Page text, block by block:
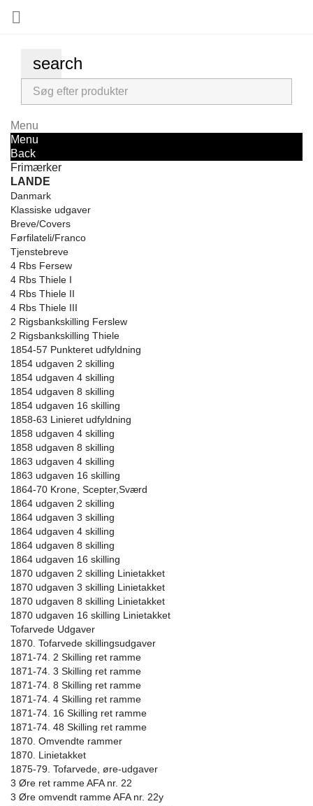

search
Menu
Menu
Back
Frimærker
LANDE
Danmark
Klassiske udgaver
Breve/Covers
Førfilateli/Franco
Tjenstebreve
4 Rbs Fersew
4 Rbs Thiele I
4 Rbs Thiele II
4 Rbs Thiele III
2 Rigsbankskilling Ferslew
2 Rigsbankskilling Thiele
1854-57 Punkteret udfyldning
1854 udgaven 2 skilling
1854 udgaven 4 skilling
1854 udgaven 8 skilling
1854 udgaven 16 skilling
1858-63 Linieret udfyldning
1858 udgaven 4 skilling
1858 udgaven 8 skilling
1863 udgaven 4 skilling
1863 udgaven 16 skilling
1864-70 Krone, Scepter,Sværd
1864 udgaven 2 skilling
1864 udgaven 3 skilling
1864 udgaven 4 skilling
1864 udgaven 8 skilling
1864 udgaven 16 skilling
1870 udgaven 2 skilling Linietakket
1870 udgaven 3 skilling Linietakket
1870 udgaven 8 skilling Linietakket
1870 udgaven 16 skilling Linietakket
Tofarvede Udgaver
1870. Tofarvede skillingsudgaver
1871-74. 2 Skilling ret ramme
1871-74. 3 Skilling ret ramme
1871-74. 8 Skilling ret ramme
1871-74. 4 Skilling ret ramme
1871-74. 16 Skilling ret ramme
1871-74. 48 Skilling ret ramme
1870. Omvendte rammer
1870. Linietakket
1875-79. Tofarvede, øre-udgaver
3 Øre ret ramme AFA nr. 22
3 Øre omvendt ramme AFA nr. 22y